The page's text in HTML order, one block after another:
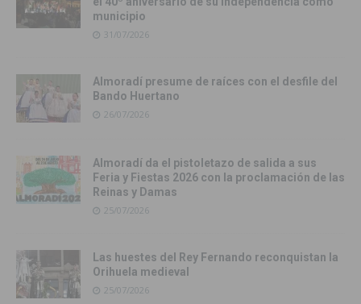
municipio
31/07/2026
Almoradí presume de raíces con el desfile del
Bando Huertano
26/07/2026
Almoradí da el pistoletazo de salida a sus
Feria y Fiestas 2026 con la proclamación de las
Reinas y Damas
25/07/2026
Las huestes del Rey Fernando reconquistan la
Orihuela medieval
25/07/2026